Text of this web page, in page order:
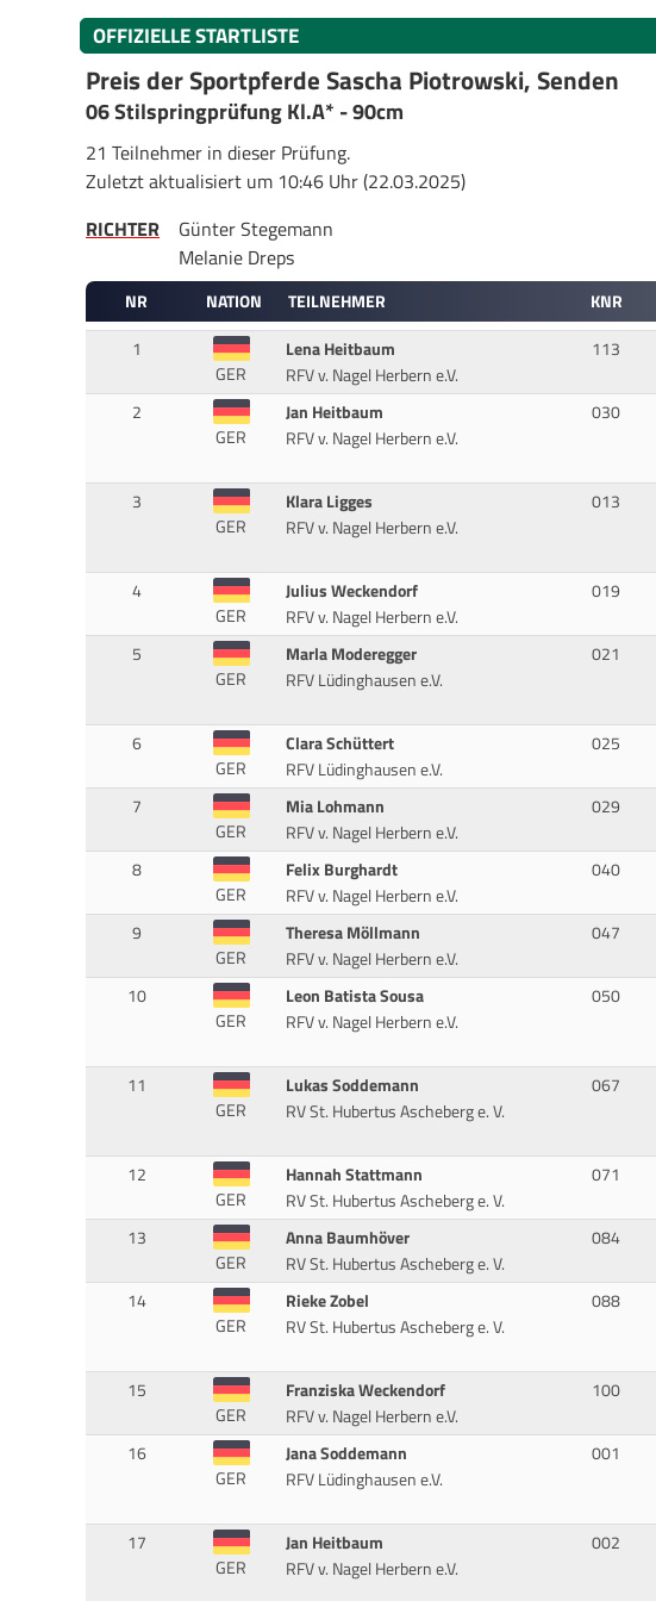
OFFIZIELLE STARTLISTE
Preis der Sportpferde Sascha Piotrowski, Senden
06 Stilspringprüfung Kl.A* - 90cm
21 Teilnehmer in dieser Prüfung.
Zuletzt aktualisiert um 10:46 Uhr (22.03.2025)
RICHTER
Günter Stegemann
Melanie Dreps
NR NATION TEILNEHMER KNR
1
GER
Lena Heitbaum
RFV v. Nagel Herbern e.V.
113
2
GER
Jan Heitbaum
RFV v. Nagel Herbern e.V.
030
3
GER
Klara Ligges
RFV v. Nagel Herbern e.V.
013
4
GER
Julius Weckendorf
RFV v. Nagel Herbern e.V.
019
5
GER
Marla Moderegger
RFV Lüdinghausen e.V.
021
6
GER
Clara Schüttert
RFV Lüdinghausen e.V.
025
7
GER
Mia Lohmann
RFV v. Nagel Herbern e.V.
029
8
GER
Felix Burghardt
RFV v. Nagel Herbern e.V.
040
9
GER
Theresa Möllmann
RFV v. Nagel Herbern e.V.
047
10
GER
Leon Batista Sousa
RFV v. Nagel Herbern e.V.
050
11
GER
Lukas Soddemann
RV St. Hubertus Ascheberg e. V.
067
12
GER
Hannah Stattmann
RV St. Hubertus Ascheberg e. V.
071
13
GER
Anna Baumhöver
RV St. Hubertus Ascheberg e. V.
084
14
GER
Rieke Zobel
RV St. Hubertus Ascheberg e. V.
088
15
GER
Franziska Weckendorf
RFV v. Nagel Herbern e.V.
100
16
GER
Jana Soddemann
RFV Lüdinghausen e.V.
001
17
GER
Jan Heitbaum
RFV v. Nagel Herbern e.V.
002